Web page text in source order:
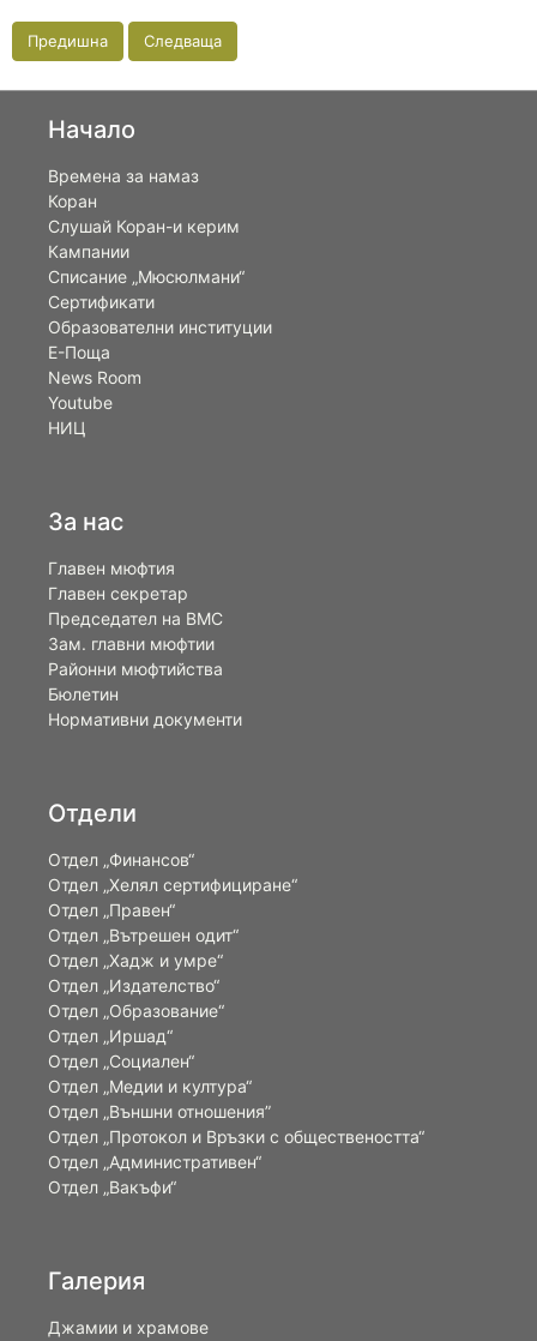
Предишна Следваща
Начало
Времена за намаз
Коран
Слушай Коран-и керим
Кампании
Списание „Мюсюлмани“
Сертификати
Образователни институции
Е-Поща
News Room
Youtube
НИЦ
За нас
Главен мюфтия
Главен секретар
Председател на ВМС
Зам. главни мюфтии
Районни мюфтийства
Бюлетин
Нормативни документи
Отдели
Отдел „Финансов“
Отдел „Хелял сертифициране“
Отдел „Правен“
Отдел „Вътрешен одит“
Отдел „Хадж и умре“
Отдел „Издателство“
Отдел „Образование“
Отдел „Иршад“
Отдел „Социален“
Отдел „Медии и култура“
Отдел „Външни отношения”
Oтдел „Протокол и Връзки с обществеността“
Отдел „Административен“
Отдел „Вакъфи“
Галерия
Джамии и храмове